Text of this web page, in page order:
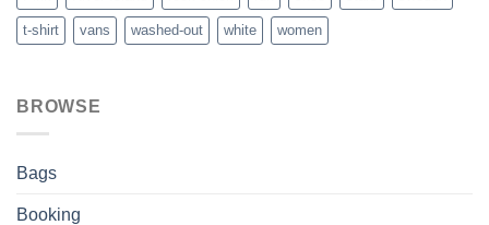
t-shirt vans washed-out white women
BROWSE
Bags
Booking